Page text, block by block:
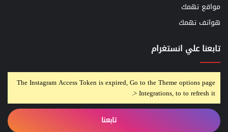
مواقع تهمك
هواتف تهمك
تابعنا علي انستغرام
The Instagram Access Token is expired, Go to the Theme options page
> Integrations, to to refresh it.
تابعنا